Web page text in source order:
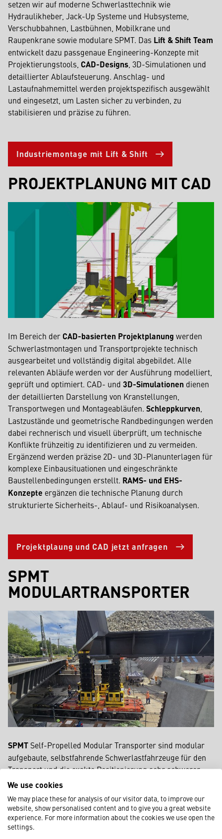
setzen wir auf moderne Schwerlasttechnik wie
Hydraulikheber, Jack-Up Systeme und Hubsysteme,
Verschubbahnen, Lastbühnen, Mobilkrane und
Raupenkrane sowie modulare SPMT. Das Lift & Shift Team
entwickelt dazu passgenaue Engineering-Konzepte mit
Projektierungstools, CAD-Designs , 3D-Simulationen und
detaillierter Ablaufsteuerung. Anschlag- und
Lastaufnahmemittel werden projektspezifisch ausgewählt
und eingesetzt, um Lasten sicher zu verbinden, zu
stabilisieren und präzise zu führen.
Industriemontage mit Lift & Shift
PROJEKTPLANUNG MIT CAD
Im Bereich der CAD-basierten Projektplanung werden
Schwerlastmontagen und Transportprojekte technisch
ausgearbeitet und vollständig digital abgebildet. Alle
relevanten Abläufe werden vor der Ausführung modelliert,
geprüft und optimiert. CAD- und 3D-Simulationen dienen
der detaillierten Darstellung von Kranstellungen,
Transportwegen und Montageabläufen. Schleppkurven
Lastzustände und geometrische Randbedingungen werden
dabei rechnerisch und visuell überprüft, um technische
Konflikte frühzeitig zu identifizieren und zu vermeiden.
Ergänzend werden präzise 2D- und 3D-Planunterlagen für
komplexe Einbausituationen und eingeschränkte
Baustellenbedingungen erstellt. RAMS- und EHS-
Konzepte ergänzen die technische Planung durch
strukturierte Sicherheits-, Ablauf- und Risikoanalysen.
Projektplaung und CAD jetzt anfragen
SPMT
MODULARTRANSPORTER
SPMT Self-Propelled Modular Transporter sind modular
aufgebaute, selbstfahrende Schwerlastfahrzeuge für den
Transport und die exakte Positionierung sehr schwerer
und großformatiger Industriebauteile. In Kombination mit
Hubsystemund Transportsystem, das Lasten aufnehmen,
verfahren und gleichzeitig kontrolliert heben, senken sowie
ausrichten kann. Dadurch lassen sich auch komplexe
We use cookies
We may place these for analysis of our visitor data, to improve our
website, show personalised content and to give you a great website
experience. For more information about the cookies we use open the
settings.